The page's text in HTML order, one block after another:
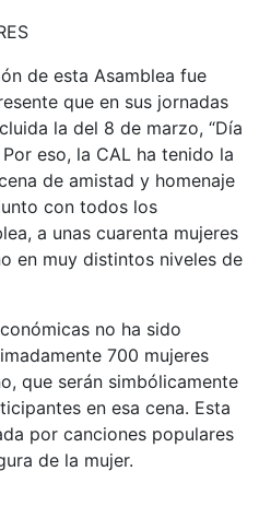
de esta Asamblea fue
que en sus jornadas
la del 8 de marzo, “Día
eso, la CAL ha tenido la
de amistad y homenaje
con todos los
a unas cuarenta mujeres
en muy distintos niveles de
no ha sido
700 mujeres
que serán simbólicamente
en esa cena. Esta
por canciones populares
de la mujer.